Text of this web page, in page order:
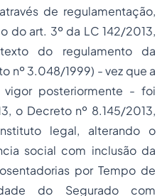
de regulamentação,
do art. 3º da LC 142/2013,
do regulamento da
nº 3.048/1999) - vez que a
vigor posteriormente - foi
o Decreto nº 8.145/2013,
legal, alterando o
social com inclusão da
por Tempo de
do Segurado com